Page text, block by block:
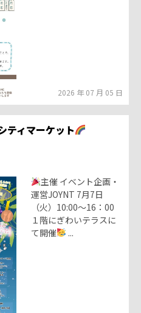
2026 年 07 月 05 日
ティマーケット
主催 イベント企画・
運営JOYNT 7月7日
（火）10:00～16：00
１階にぎわいテラスに
て開催
...